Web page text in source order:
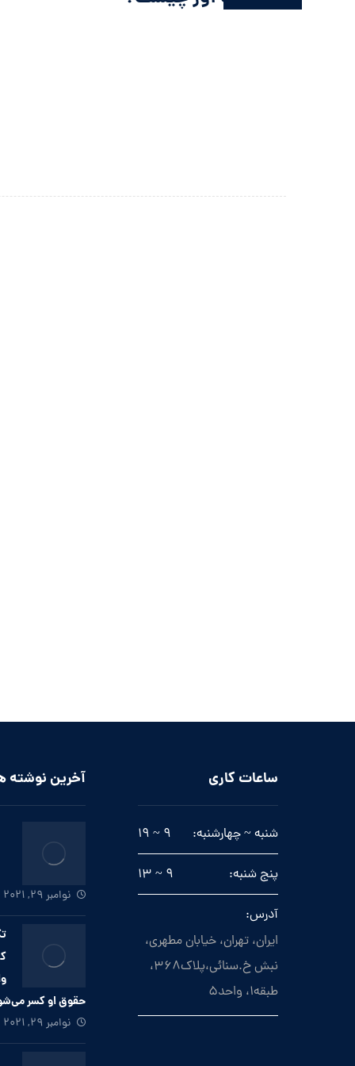
ساعات کاری
شنبه ~ چهارشنبه: 9 ~ 19
پنج شنبه: 9 ~ 13
آدرس:
ایران، تهران، خیابان مطهری،
نبش خ.سنائی،پلاک368،
طبقه1، واحد5
آخرین نوشته
نوامبر 29, 2021
حقوق او کسر
نوامبر 29, 2021